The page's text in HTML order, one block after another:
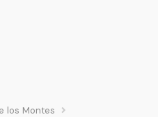
los Montes